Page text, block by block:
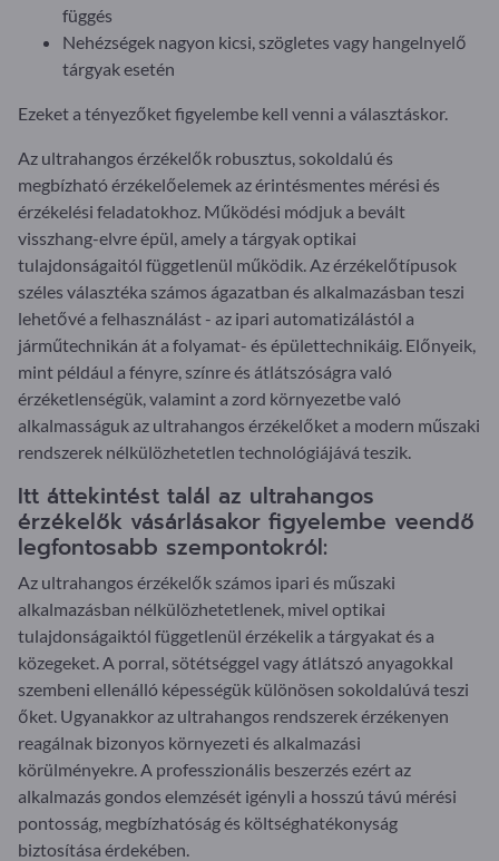
függés
Nehézségek nagyon kicsi, szögletes vagy hangelnyelő
tárgyak esetén
Ezeket a tényezőket figyelembe kell venni a választáskor.
Az ultrahangos érzékelők robusztus, sokoldalú és
megbízható érzékelőelemek az érintésmentes mérési és
érzékelési feladatokhoz. Működési módjuk a bevált
visszhang-elvre épül, amely a tárgyak optikai
tulajdonságaitól függetlenül működik. Az érzékelőtípusok
széles választéka számos ágazatban és alkalmazásban teszi
lehetővé a felhasználást - az ipari automatizálástól a
járműtechnikán át a folyamat- és épülettechnikáig. Előnyeik,
mint például a fényre, színre és átlátszóságra való
érzéketlenségük, valamint a zord környezetbe való
alkalmasságuk az ultrahangos érzékelőket a modern műszaki
rendszerek nélkülözhetetlen technológiájává teszik.
Itt áttekintést talál az ultrahangos
érzékelők vásárlásakor figyelembe veendő
legfontosabb szempontokról:
Az ultrahangos érzékelők számos ipari és műszaki
alkalmazásban nélkülözhetetlenek, mivel optikai
tulajdonságaiktól függetlenül érzékelik a tárgyakat és a
közegeket. A porral, sötétséggel vagy átlátszó anyagokkal
szembeni ellenálló képességük különösen sokoldalúvá teszi
őket. Ugyanakkor az ultrahangos rendszerek érzékenyen
reagálnak bizonyos környezeti és alkalmazási
körülményekre. A professzionális beszerzés ezért az
alkalmazás gondos elemzését igényli a hosszú távú mérési
pontosság, megbízhatóság és költséghatékonyság
biztosítása érdekében.